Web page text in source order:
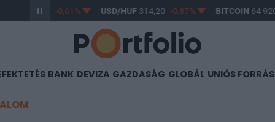
363,17 -0,61% USD/HUF314,20 -0,87% BITCOIN64
BANK DEVIZA GAZDASÁG GLOBÁL UNIÓS